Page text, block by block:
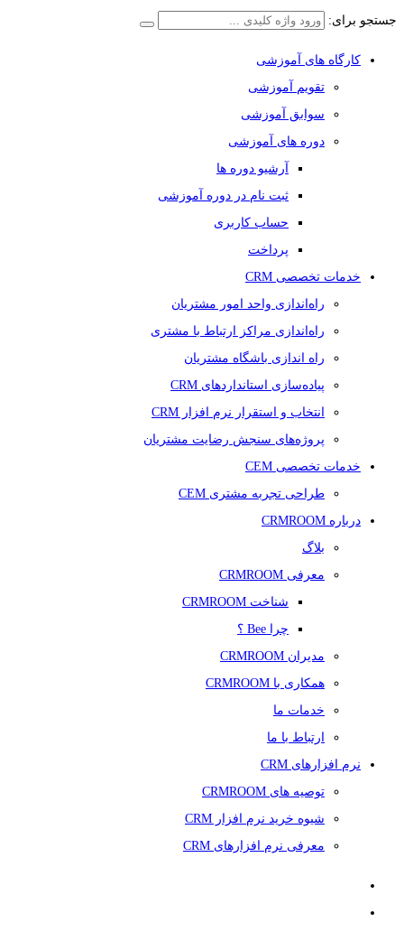
جستجو برای:
کارگاه های آموزشی
تقویم آموزشی
سوابق آموزشی
دوره های آموزشی
آرشیو دوره ها
ثبت نام در دوره آموزشی
حساب کاربری
پرداخت
خدمات تخصصی CRM
راه‌اندازی واحد امور مشتریان
راه‌اندازی مراکز ارتباط با مشتری
راه اندازی باشگاه مشتریان
پیاده‌سازی استانداردهای CRM
انتخاب و استقرار نرم افزار CRM
پروژه‌های سنجش رضایت مشتریان
خدمات تخصصی CEM
طراحی تجربه مشتری CEM
درباره CRMROOM
بلاگ
معرفی CRMROOM
شناخت CRMROOM
چرا Bee ؟
مدیران CRMROOM
همکاری با CRMROOM
خدمات ما
ارتباط با ما
نرم افزارهای CRM
توصیه های CRMROOM
شیوه خرید نرم افزار CRM
معرفی نرم افزارهای CRM